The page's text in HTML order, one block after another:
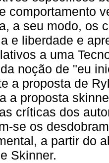
comportamento
a seu modo, os
e liberdade e
a uma
noção de "eu
a proposta de
a proposta
críticas dos
se os
a partir do
Skinner.